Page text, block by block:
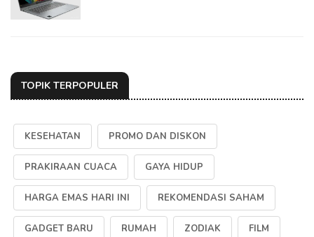
TOPIK TERPOPULER
KESEHATAN PROMO DAN DISKON
PRAKIRAAN CUACA GAYA HIDUP
HARGA EMAS HARI INI REKOMENDASI SAHAM
GADGET BARU RUMAH ZODIAK FILM